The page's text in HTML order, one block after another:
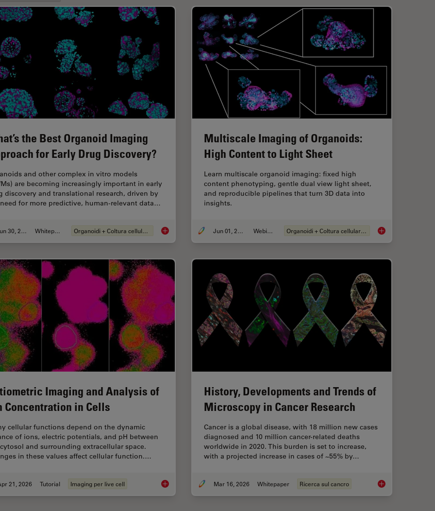
the Best Organoid Imaging
for Early Drug Discovery?
and other complex in vitro models
are becoming increasingly important in early
discovery and translational research, driven by
for more predictive, human-relevant data…
Jun 30, 2026 Whitepaper Organoidi + Coltura cellulare 3D What’s the Best Organoid Imaging Approach for Early Drug Discovery?
Multiscale Imaging of Organoids:
High Content to Light Sheet
Learn multiscale organoid imaging: fixed high
content phenotyping, gentle dual view light sheet,
and reproducible pipelines that turn 3D data into
insights.
Jun 01, 2026 Webinar: Organoidi + Coltura cellulare 3D Multiscale Imaging
Imaging and Analysis of
Concentration in Cells
cellular functions depend on the dynamic
of ions, electric potentials, and pH between
and surrounding extracellular space.
in these values affect cellular function.…
21, 2026 Tutorial Imaging per live cell Ratiometric Imaging and Analysis of Ion Concentration in Cells
History, Developments and Trends of
Microscopy in Cancer Research
Cancer is a global disease, with 18 million new cases
diagnosed and 10 million cancer-related deaths
worldwide in 2020. This burden is set to increase,
with a projected increase in cases of ~55% by…
Mar 16, 2026 Whitepaper Ricerca sul cancro History,